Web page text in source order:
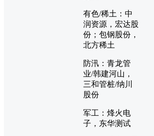
有色/稀土：中
润资源，宏达股
份；包钢股份，
北方稀土
防汛：青龙管
业/韩建河山，
三和管桩/纳川
股份
军工：烽火电
子，东华测试